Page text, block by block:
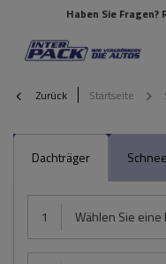
Haben Sie Fragen?
Zurück Startseite
Dachträger
1 Wählen Sie eine